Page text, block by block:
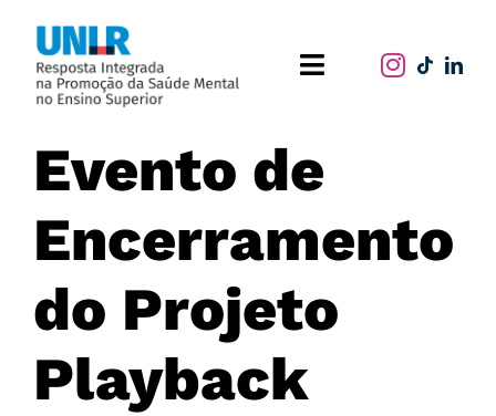
content
Toggle
Atividades
Evento de
Encerramento
do Projeto
Playback